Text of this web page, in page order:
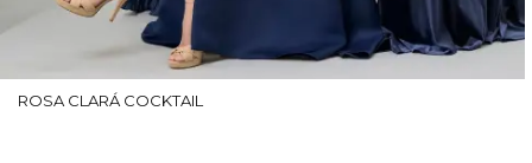
ROSA CLARÁ COCKTAIL